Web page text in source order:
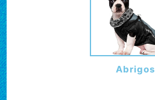
Abrigos